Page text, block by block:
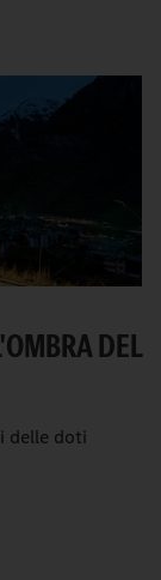
DEL
delle doti